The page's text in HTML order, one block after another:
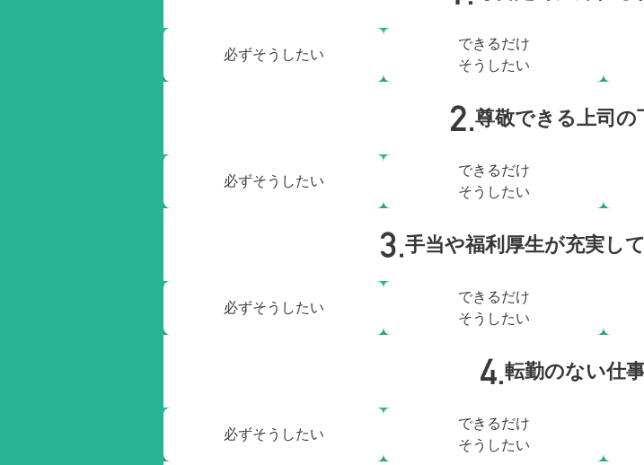
必ずそうしたい
できるだけ
そうしたい
尊敬できる上司の
必ずそうしたい
できるだけ
そうしたい
手当や福利厚生が充実し
必ずそうしたい
できるだけ
そうしたい
転勤のない仕
必ずそうしたい
できるだけ
そうしたい